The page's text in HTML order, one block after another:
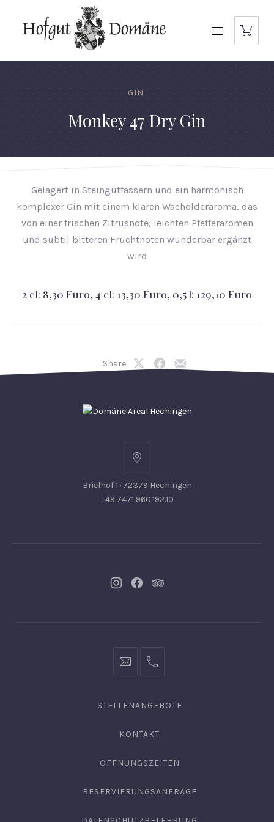
NAVIGATION
GIN
Monkey 47 Dry Gin
Gelagert in Steingutfässern und ein harmonisch
komplexer Gin mit einem klaren Wacholderaroma, das
von einer frischen Zitrusnote, leichten Pfefferaromen
und subtil bitteren Fruchtnoten wunderbar ergänzt
wird
2 cl: 8,30 Euro, 4 cl: 13,30 Euro, 0,5 l: 129,10 Euro
Share:
ShareShareShare
Brielhof 1 · 72379 Hechingen
+49 7471 960.192.10
NeuesNeuesNeues
info@hofgut-0049747196019210
STELLENANGEBOTE
KONTAKT
ÖFFNUNGSZEITEN
RESERVIERUNGSANFRAGE